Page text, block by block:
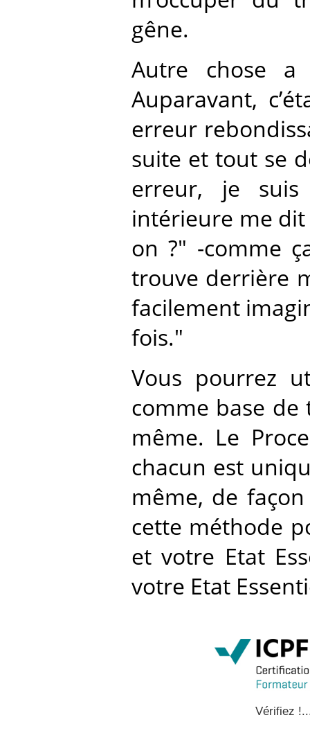
gêne.
Autre chose
Auparavant,
erreur
suite et tout se
erreur, je
intérieure me dit
on ?" -comme
trouve derrière
facilement
fois."
Vous pourrez
comme base de
même. Le
chacun est
même, de façon
cette méthode
et votre Etat
votre Etat
Vérifiez